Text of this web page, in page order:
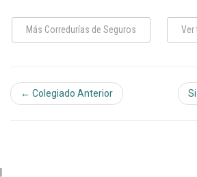
Más Corredurías de Seguros Ver
← Colegiado Anterior